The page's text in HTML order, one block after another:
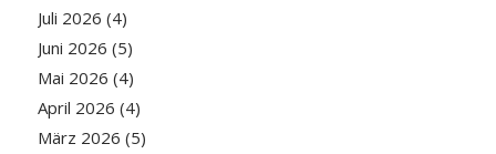
Juli 2026 (4)
Juni 2026 (5)
Mai 2026 (4)
April 2026 (4)
März 2026 (5)